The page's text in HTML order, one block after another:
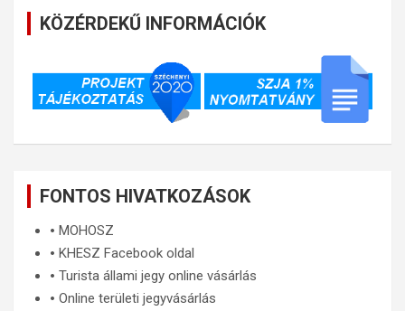
KÖZÉRDEKŰ INFORMÁCIÓK
FONTOS HIVATKOZÁSOK
🞄 MOHOSZ
🞄 KHESZ Facebook oldal
🞄 Turista állami jegy online vásárlás
🞄 Online területi jegyvásárlás